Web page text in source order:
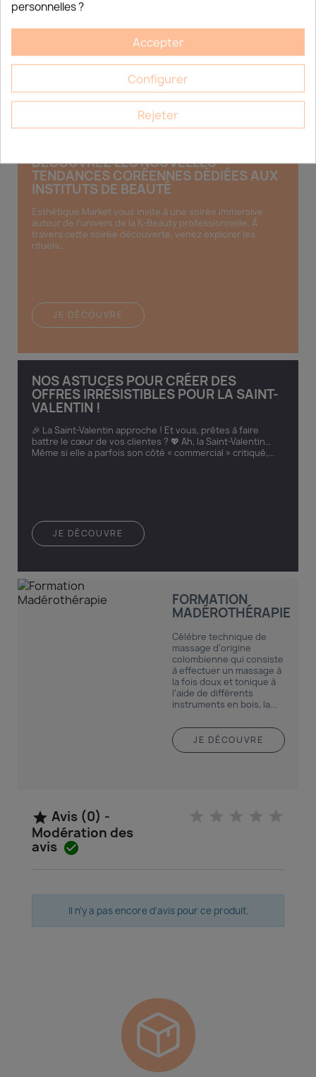
aux instituts de beauté Esthétique Market 15 Chemin du
JE DÉCOUVRE
DÉCOUVREZ LES NOUVELLES
TENDANCES CORÉENNES DÉDIÉES AUX
INSTITUTS DE BEAUTÉ
Esthétique Market vous invite à une soirée immersive
autour de l’univers de la K-Beauty professionnelle. À
travers cette soirée découverte, venez explorer les
rituels...
JE DÉCOUVRE
NOS ASTUCES POUR CRÉER DES
OFFRES IRRÉSISTIBLES POUR LA SAINT-
VALENTIN !
🎉 La Saint-Valentin approche ! Et vous, prêtes à faire
battre le cœur de vos clientes ? 💖 Ah, la Saint-Valentin…
Même si elle a parfois son côté « commercial » critiqué,...
JE DÉCOUVRE
FORMATION
MADÉROTHÉRAPIE
Célèbre technique de
massage d’origine
colombienne qui consiste
à effectuer un massage à
la fois doux et tonique à
l’aide de différents
instruments en bois, la...
JE DÉCOUVRE
 Avis (0) -
Modération des
avis 
Il n'y a pas encore d'avis pour ce produit.
personnelles ?
Accepter
Configurer
Rejeter